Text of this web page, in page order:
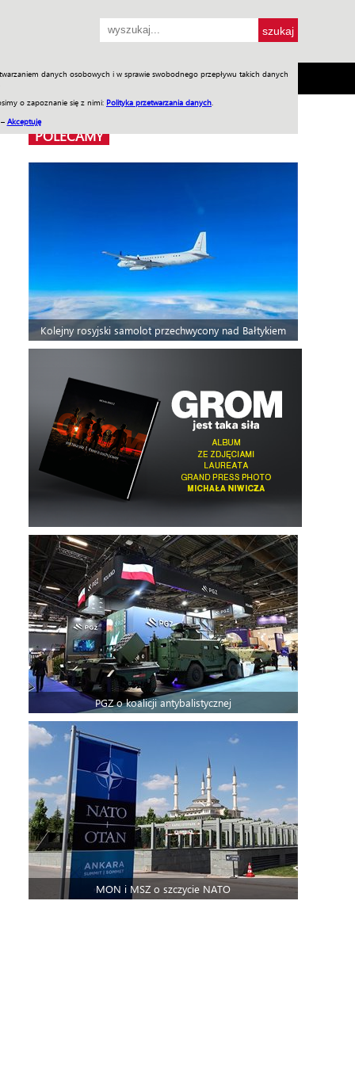
danych osobowych i w sprawie swobodnego przepływu takich danych
o zapoznanie się z nimi: Polityka przetwarzania danych
Akceptuję
SKLEP Jednodniówki Praca w WIW
POLECAMY
Kolejny rosyjski samolot przechwycony nad Bałtykiem
PGZ o koalicji antybalistycznej
MON i MSZ o szczycie NATO